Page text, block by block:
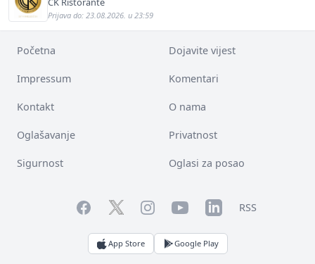
Prijava do: 23.08.2026. u 23:59
Početna Dojavite vijest
Impressum Komentari
Kontakt O nama
Oglašavanje Privatnost
Sigurnost Oglasi za posao
FacebookTwitterInstagramYouTubeLinkedInRSS
App Store Google Play